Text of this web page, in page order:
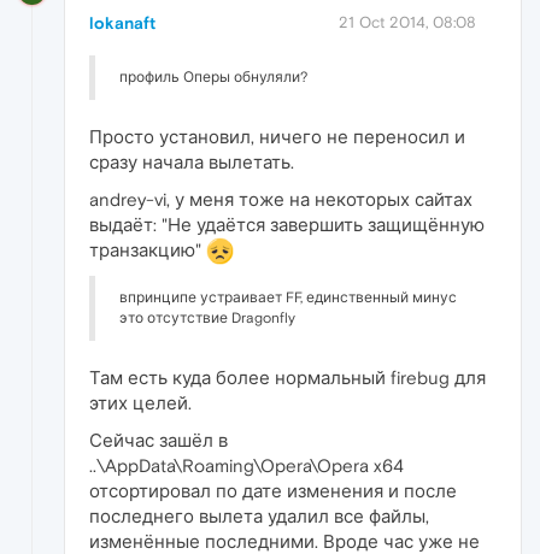
lokanaft 21 Oct 2014, 08:08
профиль Оперы обнуляли?
Просто установил, ничего не переносил и
сразу начала вылетать.
andrey-vi, у меня тоже на некоторых сайтах
выдаёт: "Не удаётся завершить защищённую
транзакцию"
впринципе устраивает FF, единственный минус
это отсутствие Dragonfly
Там есть куда более нормальный firebug для
этих целей.
Сейчас зашёл в
..\AppData\Roaming\Opera\Opera x64
отсортировал по дате изменения и после
последнего вылета удалил все файлы,
изменённые последними. Вроде час уже не